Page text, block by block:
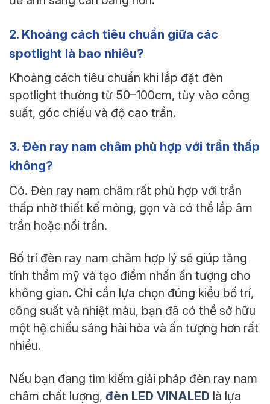
2. Khoảng cách tiêu chuẩn giữa các
spotlight là bao nhiêu?
Khoảng cách tiêu chuẩn khi lắp đặt đèn
spotlight thường từ 50–100cm, tùy vào công
suất, góc chiếu và độ cao trần.
3. Đèn ray nam châm phù hợp với trần thấp
không?
Có. Đèn ray nam châm rất phù hợp với trần
thấp nhờ thiết kế mỏng, gọn và có thể lắp âm
trần hoặc nổi trần.
Bố trí đèn ray nam châm hợp lý sẽ giúp tăng
tính thẩm mỹ và tạo điểm nhấn ấn tượng cho
không gian. Chỉ cần lựa chọn đúng kiểu bố trí,
công suất và nhiệt màu, bạn đã có thể sở hữu
một hệ chiếu sáng hài hòa và ấn tượng hơn rất
nhiều.
Nếu bạn đang tìm kiếm giải pháp đèn ray nam
châm chất lượng, đèn LED VINALED là lựa